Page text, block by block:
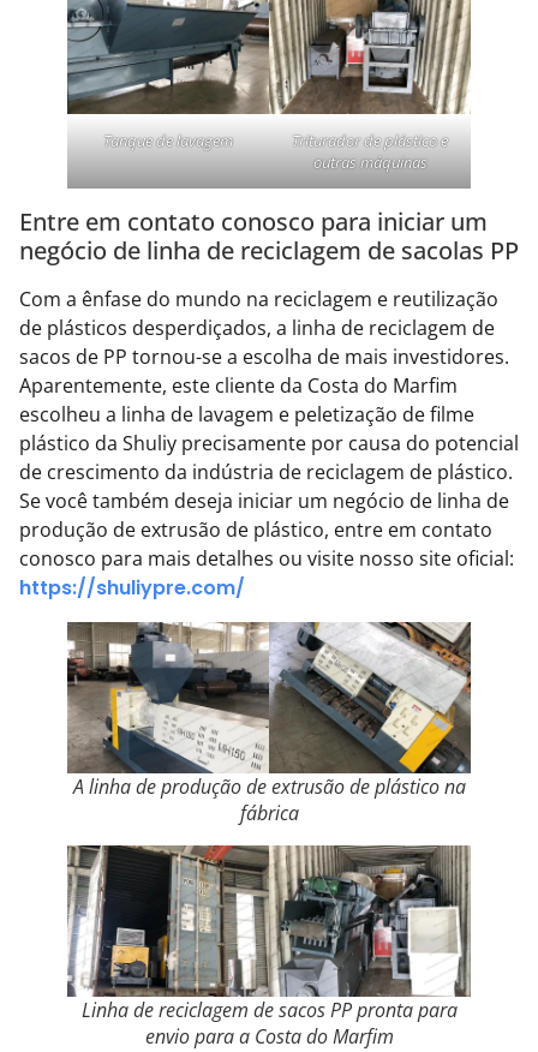
Tanque de lavagem
Triturador de plástico e
outras máquinas
Entre em contato conosco para iniciar um
negócio de linha de reciclagem de sacolas PP
Com a ênfase do mundo na reciclagem e reutilização
de plásticos desperdiçados, a linha de reciclagem de
sacos de PP tornou-se a escolha de mais investidores.
Aparentemente, este cliente da Costa do Marfim
escolheu a linha de lavagem e peletização de filme
plástico da Shuliy precisamente por causa do potencial
de crescimento da indústria de reciclagem de plástico.
Se você também deseja iniciar um negócio de linha de
produção de extrusão de plástico, entre em contato
conosco para mais detalhes ou visite nosso site oficial:
https://shuliypre.com/
A linha de produção de extrusão de plástico na
fábrica
Linha de reciclagem de sacos PP pronta para
envio para a Costa do Marfim